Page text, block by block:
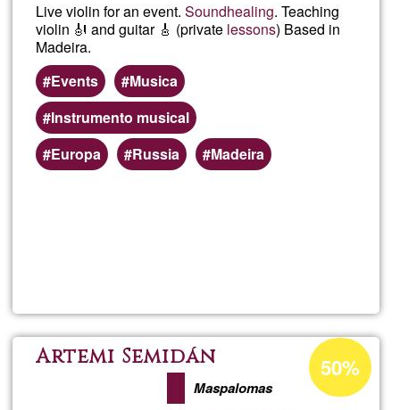
Live violin for an event.Soundhealing. Teaching
violin 🎻 and guitar 🎸 (private lessons) Based in
Madeira.
Events
Musica
Instrumento musical
Europa
Russia Madeira
Samara
Artemi Semidán
Maspalomas
Percentuale
di
accettazione
50%